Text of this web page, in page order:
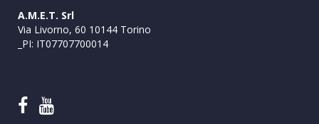
A.M.E.T. Srl
Via Livorno, 60 10144 Torino
_PI: IT07707700014